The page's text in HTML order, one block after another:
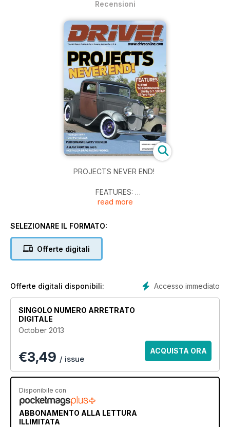
Recensioni
PROJECTS NEVER END!
FEATURES:
'41 FORD
'57 FORD PANEL
PERFORMANCE PARTS YOU NEED A BLAST FROM THE PAST:
read more
SELEZIONARE IL FORMATO:
Offerte digitali
Accesso immediato
Offerte digitali disponibili:
SINGOLO NUMERO ARRETRATO
DIGITALE
October 2013
€3,49 / issue
ACQUISTA ORA
Disponibile con
ABBONAMENTO ALLA LETTURA
ILLIMITATA